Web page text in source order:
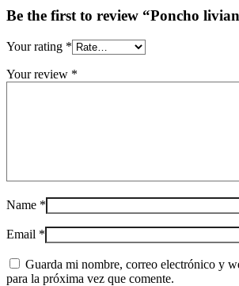
Be the first to review “Poncho
Your rating *
Your review *
Name *
Email *
Guarda mi nombre, correo electrónico y
para la próxima vez que comente.